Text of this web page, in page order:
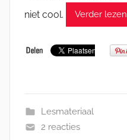
niet cool.
Verder lezen
Lesmateriaal
2 reacties